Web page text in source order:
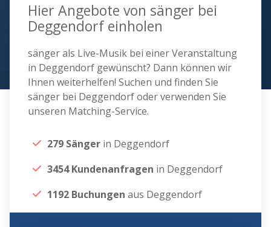
Hier Angebote von sänger bei
Deggendorf einholen
sänger als Live-Musik bei einer Veranstaltung
in Deggendorf gewünscht? Dann können wir
Ihnen weiterhelfen! Suchen und finden Sie
sänger bei Deggendorf oder verwenden Sie
unseren Matching-Service.
279 Sänger in Deggendorf
3454 Kundenanfragen in Deggendorf
1192 Buchungen aus Deggendorf